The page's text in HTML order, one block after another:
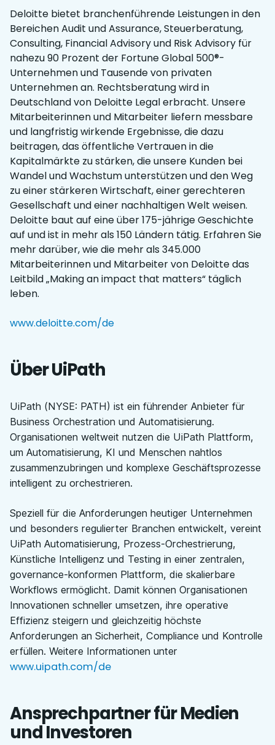
Deloitte bietet branchenführende Leistungen in den
Bereichen Audit und Assurance, Steuerberatung,
Consulting, Financial Advisory und Risk Advisory für
nahezu 90 Prozent der Fortune Global 500®-
Unternehmen und Tausende von privaten
Unternehmen an. Rechtsberatung wird in
Deutschland von Deloitte Legal erbracht. Unsere
Mitarbeiterinnen und Mitarbeiter liefern messbare
und langfristig wirkende Ergebnisse, die dazu
beitragen, das öffentliche Vertrauen in die
Kapitalmärkte zu stärken, die unsere Kunden bei
Wandel und Wachstum unterstützen und den Weg
zu einer stärkeren Wirtschaft, einer gerechteren
Gesellschaft und einer nachhaltigen Welt weisen.
Deloitte baut auf eine über 175-jährige Geschichte
auf und ist in mehr als 150 Ländern tätig. Erfahren Sie
mehr darüber, wie die mehr als 345.000
Mitarbeiterinnen und Mitarbeiter von Deloitte das
Leitbild „Making an impact that matters“ täglich
leben.
www.deloitte.com/de
Über UiPath
UiPath (NYSE: PATH) ist ein führender Anbieter für
Business Orchestration und Automatisierung.
Organisationen weltweit nutzen die UiPath Plattform,
um Automatisierung, KI und Menschen nahtlos
zusammenzubringen und komplexe Geschäftsprozesse
intelligent zu orchestrieren.
Speziell für die Anforderungen heutiger Unternehmen
und besonders regulierter Branchen entwickelt, vereint
UiPath Automatisierung, Prozess-Orchestrierung,
Künstliche Intelligenz und Testing in einer zentralen,
governance-konformen Plattform, die skalierbare
Workflows ermöglicht. Damit können Organisationen
Innovationen schneller umsetzen, ihre operative
Effizienz steigern und gleichzeitig höchste
Anforderungen an Sicherheit, Compliance und Kontrolle
erfüllen. Weitere Informationen unter
www.uipath.com/de
Ansprechpartner für Medien
und Investoren